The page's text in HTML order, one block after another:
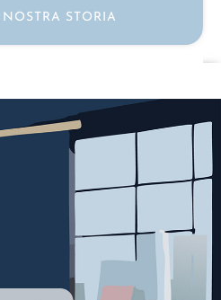
STORIA